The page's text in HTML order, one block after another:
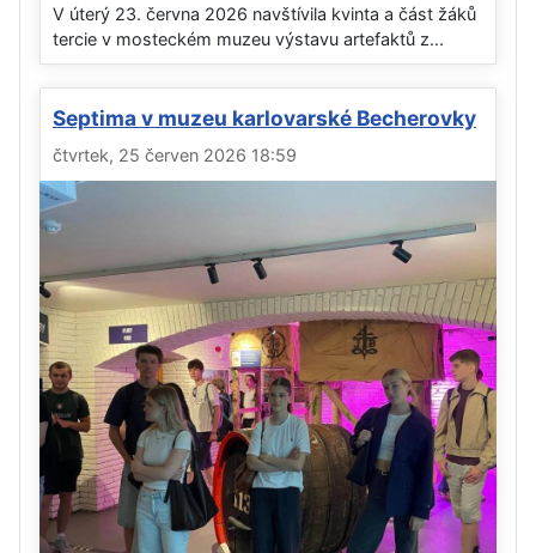
V úterý 23. června 2026 navštívila kvinta a část žáků
tercie v mosteckém muzeu výstavu artefaktů z...
Septima v muzeu karlovarské Becherovky
čtvrtek, 25 červen 2026 18:59